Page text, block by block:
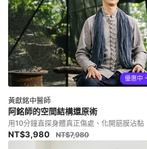
優惠中
黃獻銘中醫師
阿銘師的空間結構還原術
用10分鐘直探身體真正傷處、化開筋膜沾黏
NT$3,980 NT$7,980